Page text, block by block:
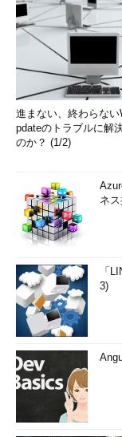
進まない、終わらな
pdateのトラブルに解
のか？ (1/2)
ネス
「
3)